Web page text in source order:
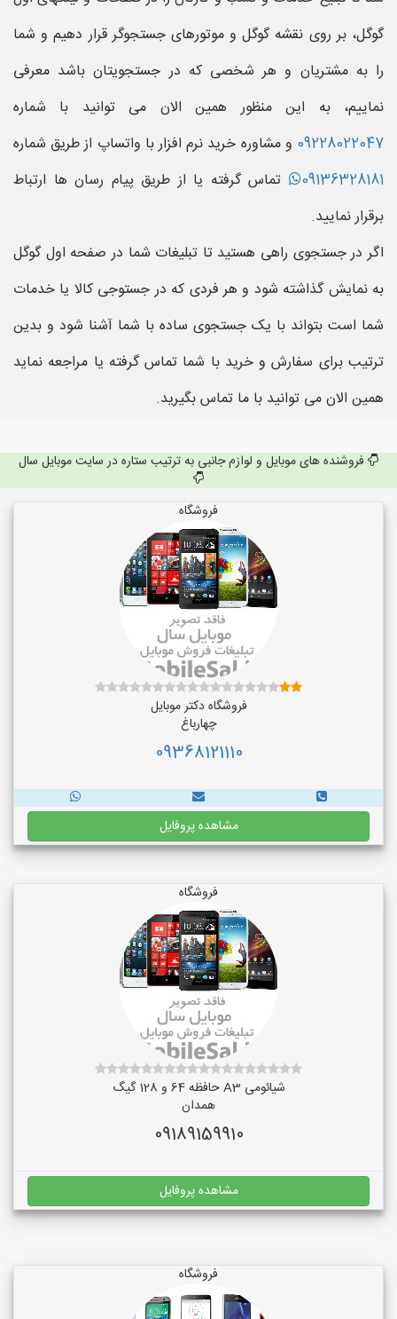
گوگل، بر روی نقشه گوگل و موتورهای جستجوگر قرار دهیم و شما
را به مشتریان و هر شخصی که در جستجویتان باشد معرفی
نماییم، به این منظور همین الان می توانید با شماره
09228022047 و مشاوره خرید نرم افزار با واتساپ از طریق شماره
09136328181
تماس گرفته یا از طریق پیام رسان ها ارتباط
برقرار نمایید.
اگر در جستجوی راهی هستید تا تبلیغات شما در صفحه اول گوگل
به نمایش گذاشته شود و هر فردی که در جستوجی کالا یا خدمات
شما است بتواند با یک جستجوی ساده با شما آشنا شود و بدین
ترتیب برای سفارش و خرید با شما تماس گرفته یا مراجعه نماید
همین الان می توانید با ما تماس بگیرید.
فروشنده های موبایل و لوازم جانبی به ترتیب ستاره در سایت موبایل سال
فروشگاه
فروشگاه دکتر موبایل
چهارباغ
09368121110
مشاهده پروفایل
فروشگاه
شیائومی A3 حافظه 64 و 128 گیگ
همدان
09189159910
مشاهده پروفایل
فروشگاه